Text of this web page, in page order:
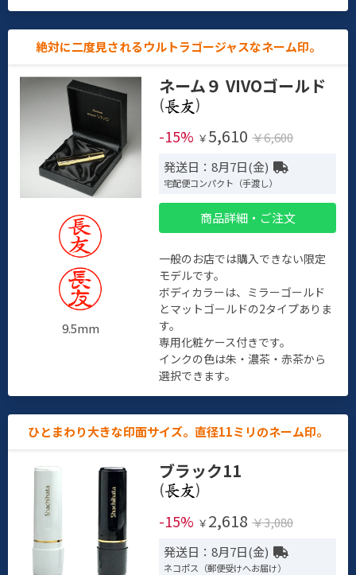
絶対に二度見されるウルトラゴージャスなネーム印。
9.5mm
ネーム９ VIVOゴールド
(
)
-15% ￥ 5,610 ￥6,600
発送日：8月7日(金)
宅配便コンパクト（手渡し）
商品詳細・ご注文
一般のお店では購入できない限定
モデルです。
ボディカラーは、ミラーゴールド
とマットゴールドの2タイプありま
す。
専用化粧ケース付きです。
インクの色は朱・濃茶・赤茶から
選択できます。
ひとまわり大きな印面サイズ。直径11ミリのネーム印。
ブラック11
(
)
-15% ￥ 2,618 ￥3,080
発送日：8月7日(金)
ネコポス（郵便受けへお届け）